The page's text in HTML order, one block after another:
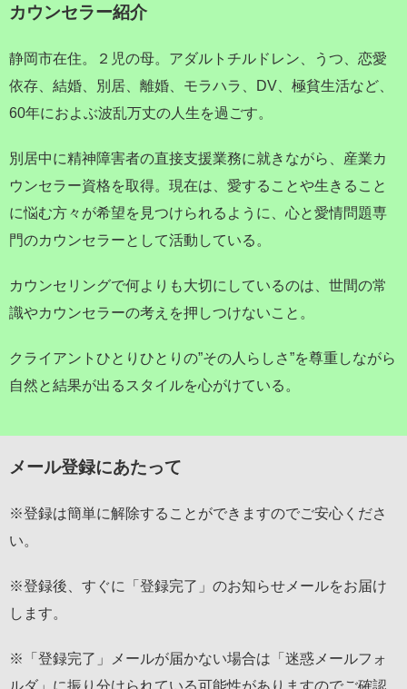
カウンセラー紹介
静岡市在住。２児の母。アダルトチルドレン、うつ、恋愛
依存、結婚、別居、離婚、モラハラ、DV、極貧生活など、
60年におよぶ波乱万丈の人生を過ごす。
別居中に精神障害者の直接支援業務に就きながら、産業カ
ウンセラー資格を取得。現在は、愛することや生きること
に悩む方々が希望を見つけられるように、心と愛情問題専
門のカウンセラーとして活動している。
カウンセリングで何よりも大切にしているのは、世間の常
識やカウンセラーの考えを押しつけないこと。
クライアントひとりひとりの”その人らしさ”を尊重しながら
自然と結果が出るスタイルを心がけている。
メール登録にあたって
※登録は簡単に解除することができますのでご安心くださ
い。
※登録後、すぐに「登録完了」のお知らせメールをお届け
します。
※「登録完了」メールが届かない場合は「迷惑メールフォ
ルダ」に振り分けられている可能性がありますのでご確認